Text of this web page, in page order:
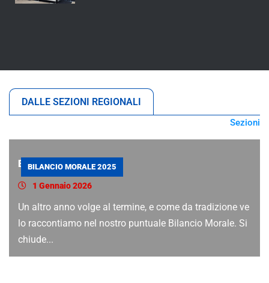
DALLE SEZIONI REGIONALI
Sezioni
BILANCIO MORALE 2025
Bilancio Morale 2025
1 Gennaio 2026
Un altro anno volge al termine, e come da tradizione ve
lo raccontiamo nel nostro puntuale Bilancio Morale. Si
chiude...